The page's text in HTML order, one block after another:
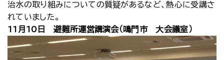
治水の取り組みについての質疑があるなど、熱心に受講さ
れていました。
11月10日 避難所運営講演会（鳴門市 大会議室）